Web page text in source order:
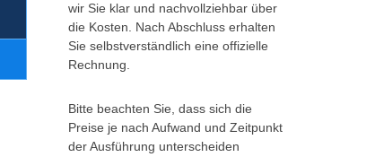
(ganztägig)
Storno vor Ort
Weitere Infos *klick hier*
wir Sie klar und nachvollziehbar über
die Kosten. Nach Abschluss erhalten
Sie selbstverständlich eine offizielle
Rechnung.
Bitte beachten Sie, dass sich die
Preise je nach Aufwand und Zeitpunkt
der Ausführung unterscheiden